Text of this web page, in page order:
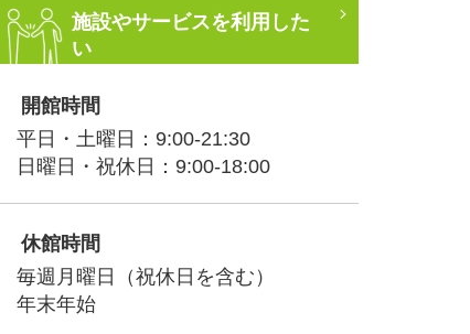
施設やサービスを利用した
い
開館時間
平日・土曜日：9:00-21:30
日曜日・祝休日：9:00-18:00
休館時間
毎週月曜日（祝休日を含む）
年末年始